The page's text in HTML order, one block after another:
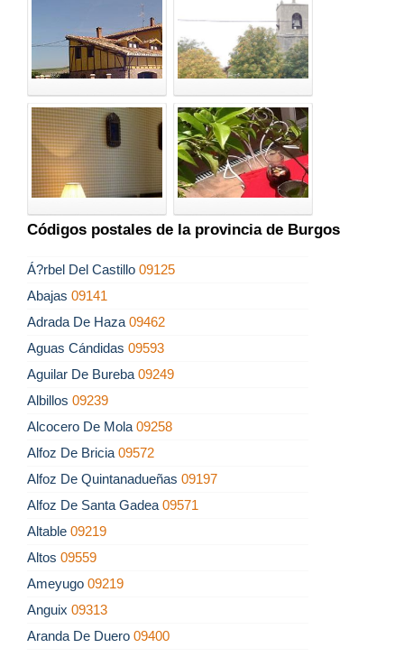
Códigos postales de la provincia de Burgos
Á?rbel Del Castillo 09125
Abajas 09141
Adrada De Haza 09462
Aguas Cándidas 09593
Aguilar De Bureba 09249
Albillos 09239
Alcocero De Mola 09258
Alfoz De Bricia 09572
Alfoz De Quintanadueñas 09197
Alfoz De Santa Gadea 09571
Altable 09219
Altos 09559
Ameyugo 09219
Anguix 09313
Aranda De Duero 09400